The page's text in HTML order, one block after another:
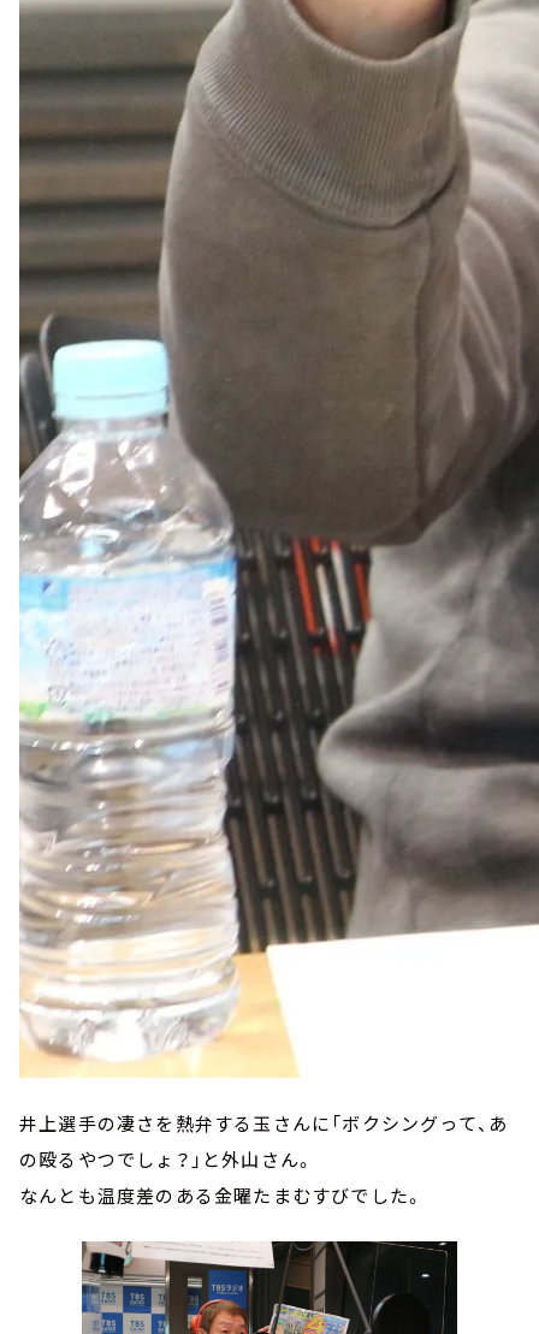
井上選手の凄さを熱弁する玉さんに「ボクシングって、あ
の殴るやつでしょ？」と外山さん。
なんとも温度差のある金曜たまむすびでした。